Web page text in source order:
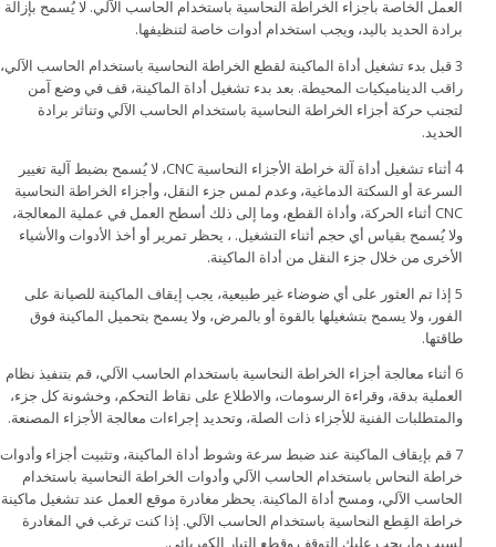
العمل الخاصة بأجزاء الخراطة النحاسية باستخدام الحاسب الآلي. لا يُسمح بإزالة
برادة الحديد باليد، ويجب استخدام أدوات خاصة لتنظيفها.
3 قبل بدء تشغيل أداة الماكينة لقطع الخراطة النحاسية باستخدام الحاسب الآلي،
راقب الديناميكيات المحيطة. بعد بدء تشغيل أداة الماكينة، قف في وضع آمن
لتجنب حركة أجزاء الخراطة النحاسية باستخدام الحاسب الآلي وتناثر برادة
الحديد.
4 أثناء تشغيل أداة آلة خراطة الأجزاء النحاسية CNC، لا يُسمح بضبط آلية تغيير
السرعة أو السكتة الدماغية، وعدم لمس جزء النقل، وأجزاء الخراطة النحاسية
CNC أثناء الحركة، وأداة القطع، وما إلى ذلك أسطح العمل في عملية المعالجة،
ولا يُسمح بقياس أي حجم أثناء التشغيل. ، يحظر تمرير أو أخذ الأدوات والأشياء
الأخرى من خلال جزء النقل من أداة الماكينة.
5 إذا تم العثور على أي ضوضاء غير طبيعية، يجب إيقاف الماكينة للصيانة على
الفور، ولا يسمح بتشغيلها بالقوة أو بالمرض، ولا يسمح بتحميل الماكينة فوق
طاقتها.
6 أثناء معالجة أجزاء الخراطة النحاسية باستخدام الحاسب الآلي، قم بتنفيذ نظام
العملية بدقة، وقراءة الرسومات، والاطلاع على نقاط التحكم، وخشونة كل جزء،
والمتطلبات الفنية للأجزاء ذات الصلة، وتحديد إجراءات معالجة الأجزاء المصنعة.
7 قم بإيقاف الماكينة عند ضبط سرعة وشوط أداة الماكينة، وتثبيت أجزاء وأدوات
خراطة النحاس باستخدام الحاسب الآلي وأدوات الخراطة النحاسية باستخدام
الحاسب الآلي، ومسح أداة الماكينة. يحظر مغادرة موقع العمل عند تشغيل ماكينة
خراطة القِطع النحاسية باستخدام الحاسب الآلي. إذا كنت ترغب في المغادرة
لسبب ما، يجب عليك التوقف وقطع التيار الكهربائي.